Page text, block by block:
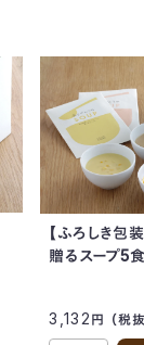
【ふろしき包
贈るスープ5
3,132 円 （税